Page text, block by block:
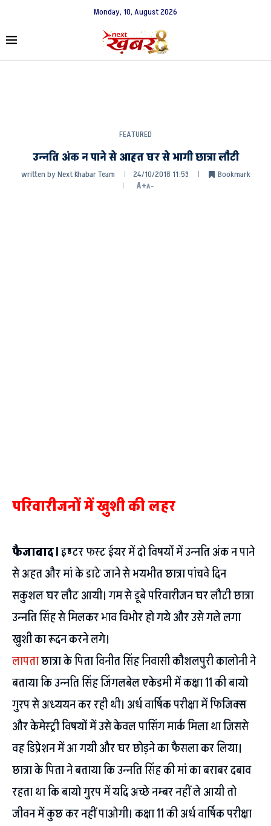
Monday, 10, August 2026
FEATURED
उन्नति अंक न पाने से आहत घर से भागी छात्रा लौटी
written byNext Khabar Team 24/10/2018 11:53
Bookmark
A+A-
परिवारीजनों में खुशी की लहर
फैजाबाद।इण्टर फस्ट ईयर में दो विषयों में उन्नति अंक न पाने
से अहत और मां के डाटे जाने से भयभीत छात्रा पांचवे दिन
सकुशल घर लौट आयी। गम से डूबे परिवारीजन घर लौटी छात्रा
उन्नति सिंह से मिलकर भाव विभोर हो गये और उसे गले लगा
खुशी का रूदन करने लगे।
लापताछात्रा के पिता विनीत सिंह निवासी कौशलपुरी कालोनी ने
बताया कि उन्नति सिंह जिंगलबेल एकेडमी में कक्षा 11 की बायो
गु्रप से अध्ययन कर रही थी। अर्ध वार्षिक परीक्षा में फिजिक्स
और केमेस्ट्री विषयों में उसे केवल पासिंग मार्क मिला था जिससे
वह डिप्रेशन में आ गयी और घर छोड़ने का फैसला कर लिया।
छात्रा के पिता ने बताया कि उन्नति सिंह की मां का बराबर दबाव
रहता था कि बायो गु्रप में यदि अच्छे नम्बर नहीं ले आयी तो
जीवन में कुछ कर नहीं पाओगी। कक्षा 11 की अर्ध वार्षिक परीक्षा